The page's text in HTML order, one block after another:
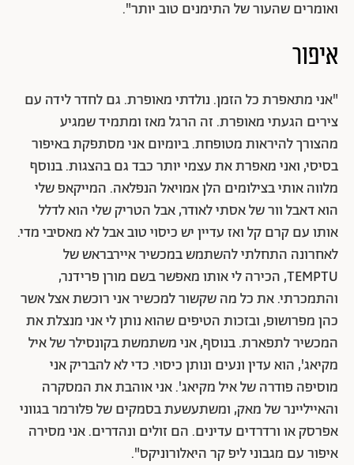
ואומרים שהעור של התימנים טוב יותר".
איפור
"אני מתאפרת כל הזמן. נולדתי מאופרת. גם לחדר לידה עם
צירים הגעתי מאופרת. זה הרגל מאז ומתמיד שמגיע
מהצורך להיראות מטופחת. ביומיום אני מסתפקת באיפור
בסיסי, ואני מאפרת את עצמי יותר כבד גם בהצגות. בנוסף
מלווה אותי בצילומים הלן אמויאל הנפלאה. המייקאפ שלי
הואדאבל וור של אסתי לאודר, אבל הטריק שלי הוא לדלל
אותו עם קרם קל ואז עדיין יש כיסוי טוב אבל לא מאסיבי מדי.
לאחרונה התחלתי להשתמש במכשיר איירבראש של
TEMPTU, הכירה לי אותו מאפשר בשם מורן פרידנר,
והתמכרתי. את כל מה שקשור למכשיר אני רוכשת אצל אשר
כהן מפרושופ, ובזכות הטיפים שהוא נותן לי אני מנצלת את
המכשיר לתפארת. בנוסף, אני משתמשת בקונסילר של איל
מקיאג', הוא עדין ונעים ונותן כיסוי. כדי לא להבריק אני
מוסיפה פודרה של איל מקיאג'. אני אוהבת את המסקרה
והאייליינר של מאק, ומשתעשעת בסמקים של פלורמר בגווני
אפרסק או ורדרדים עדינים. הם זולים ונהדרים. אני מסירה
איפור עם מגבוני ליפ קר היאלורוניקס".